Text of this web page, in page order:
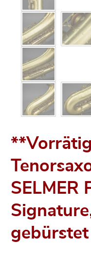
SELMER
gebürstet